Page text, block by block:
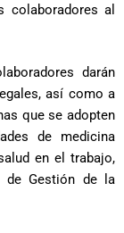
al
darán
así como a
que se adopten
de medicina
en el trabajo,
Gestión de la